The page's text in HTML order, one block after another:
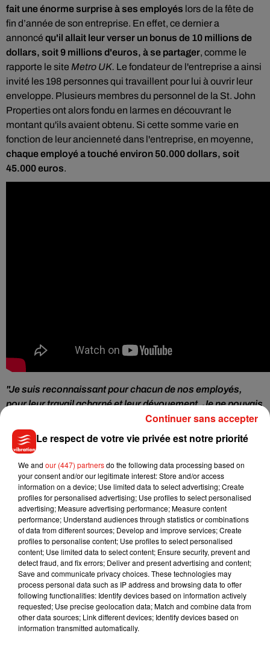
fait une énorme surprise à ses employés lors de la fête de
fin d’année de son entreprise. En effet, ce dernier a
annoncé qu'il allait leur verser un bonus de 10 millions de
dollars, soit 9 millions d'euros, à se partager, comme le
rapporte le site Metro UK. Le fondateur de l'entreprise a ainsi
invité les 198 personnes qui travaillent pour lui à ouvrir leur
enveloppe. Plusieurs membres du personnel de la St. John
Properties ont alors fondu en larmes en découvrant le
montant qu'ils avaient obtenu. Si cette somme varie en
fonction de leur ancienneté dans l'entreprise, en moyenne,
chaque employé a touché environ 50.000 dollars, soit
45.000 euros.
"Je suis reconnaissant pour chacun de nos employés,
pour leur travail acharné et leur dévouement. Je ne pouvais
pas penser à une meilleure façon de le montrer", a déclaré
Edward St. John ajoutant : "
je commande le navire mais ce
sont eux qui le font avancer !".
Ce patron hors du commun
voulait remercier son effectif d'avoir permis à l'entreprise
d'atteindreson objectif de construire 2 millions de mètres
carrés. Bureaux, entrepôts, centres commerciaux, en tout
deux millions de mètres carrés évalués à quelque
3,5 milliards de dollars ont vu le jour grâce à St. John
Properties. Un énorme succès pour ce PDG qui aime
rappeler qu’il a bâti son empire avec deux salariés
seulement. Aujourd'hui "sa petite société née il y a 50 ans"
est devenue "l’une des sociétés immobilières commerciales
privées les plus importantes et les plus prospères de la
région".Bravo !
Le respect de votre vie privée est notre priorité
We and our (447) partnersdo the following data processing based on
your consent and/or our legitimate interest: Store and/or access
information on a device; Use limited data to select advertising; Create
profiles for personalised advertising; Use profiles to select personalised
advertising; Measure advertising performance; Measure content
performance; Understand audiences through statistics or combinations
of data from different sources; Develop and improve services; Create
profiles to personalise content; Use profiles to select personalised
content; Use limited data to select content; Ensure security, prevent and
detect fraud, and fix errors; Deliver and present advertising and content;
Save and communicate privacy choices. These technologies may
process personal data such as IP address and browsing data to offer
following functionalities: Identify devices based on information actively
requested; Use precise geolocation data; Match and combine data from
other data sources; Link different devices; Identify devices based on
information transmitted automatically.
Continuer sans accepter